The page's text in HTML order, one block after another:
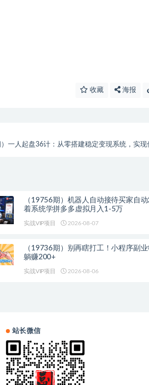
收藏 海报
）一人起盘36计：从零搭建稳定变现系统，实现
（19756期）机器人自动接待买家自
着系统学拼多多虚拟月入1-5万
实战VIP项目 2026-08-07
（19736期）别再瞎打工！小程序副
躺赚200+
实战VIP项目 2026-08-06
站长微信